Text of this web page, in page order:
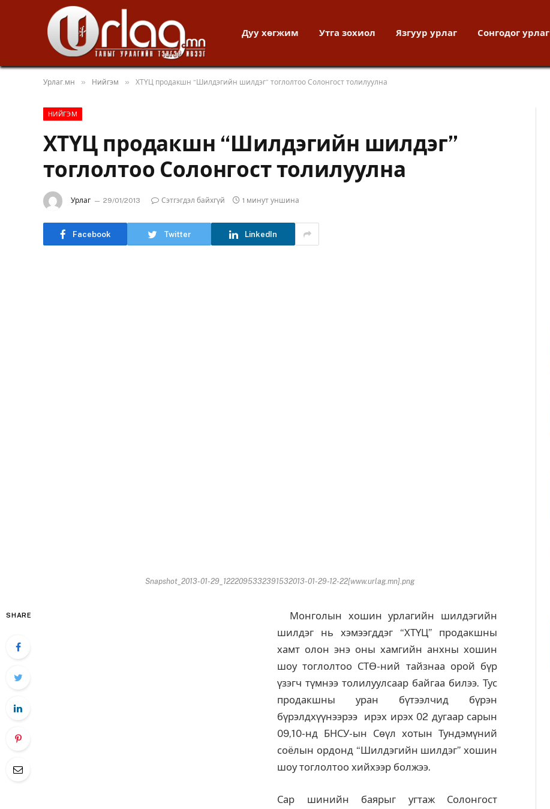
Дуу хөгжим Утга зохиол Язгуур урлаг Сонгодог урлаг
Урлаг.мн » Нийгэм » ХТҮЦ продакшн “Шилдэгийн шилдэг” тоглолтоо Солонгост толилуулна
НИЙГЭМ
ХТҮЦ продакшн “Шилдэгийн шилдэг”
тоглолтоо Солонгост толилуулна
Урлаг 29/01/2013 Сэтгэгдэл байхгүй 1 минут уншина
Facebook Twitter LinkedIn
Snapshot_2013-01-29_1222095332391532013-01-29-12-22[www.urlag.mn].png
SHARE
Монголын хошин урлагийн шилдэгийн
шилдэг нь хэмээгддэг “ХТҮЦ” продакшны
хамт олон энэ оны хамгийн анхны хошин
шоу тоглолтоо СТӨ-ний тайзнаа орой бүр
үзэгч түмнээ толилуулсаар байгаа билээ. Тус
продакшны уран бүтээлчид бүрэн
бүрэлдхүүнээрээ ирэх ирэх 02 дугаар сарын
09,10-нд БНСУ-ын Сөүл хотын Тундэмүний
соёлын ордонд “Шилдэгийн шилдэг” хошин
шоу тоглолтоо хийхээр болжээ.
Сар шинийн баярыг угтаж Солонгост